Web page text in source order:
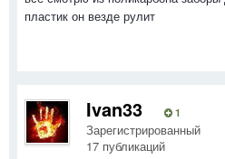
пластик он везде рулит
Ivan33 1
Зарегистрированный
17 публикаций